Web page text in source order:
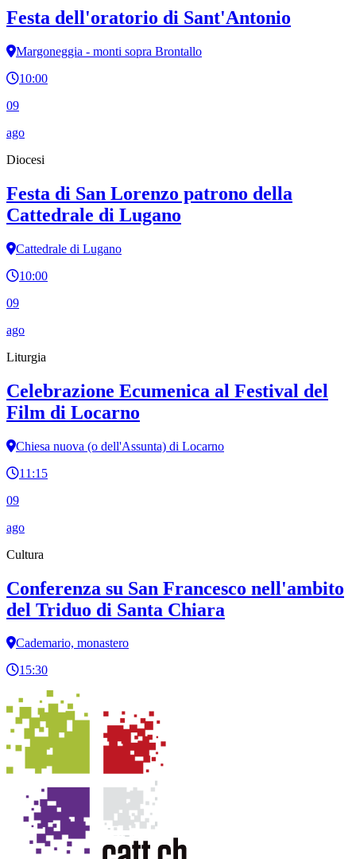
Festa dell'oratorio di Sant'Antonio
Margoneggia - monti sopra Brontallo
10:00
09
ago
Diocesi
Festa di San Lorenzo patrono della
Cattedrale di Lugano
Cattedrale di Lugano
10:00
09
ago
Liturgia
Celebrazione Ecumenica al Festival del
Film di Locarno
Chiesa nuova (o dell'Assunta) di Locarno
11:15
09
ago
Cultura
Conferenza su San Francesco nell'ambito
del Triduo di Santa Chiara
Cademario, monastero
15:30